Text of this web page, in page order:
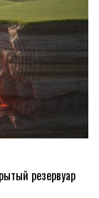
резервуар